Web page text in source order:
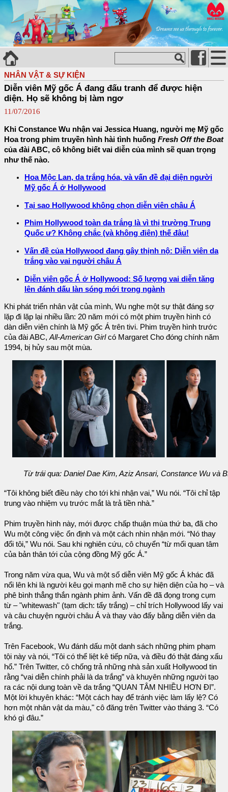
NHÂN VẬT & SỰ KIỆN
Diễn viên Mỹ gốc Á đang đấu tranh để được hiện
diện. Họ sẽ không bị làm ngơ
11/07/2016
Khi Constance Wu nhận vai Jessica Huang, người mẹ Mỹ gốc
Hoa trong phim truyền hình hài tình huống Fresh Off the Boat
của đài ABC, cô không biết vai diễn của mình sẽ quan trọng
như thế nào.
Hoa Mộc Lan, da trắng hóa, và vấn đề đại diện người
Mỹ gốc Á ở Hollywood
Tại sao Hollywood không chọn diễn viên châu Á
Phim Hollywood toàn da trắng là vì thị trường Trung
Quốc ư? Không chắc (và không điên) thế đâu!
Vấn đề của Hollywood đang gây thịnh nộ: Diễn viên da
trắng vào vai người châu Á
Diễn viên gốc Á ở Hollywood: Số lượng vai diễn tăng
lên đánh dấu làn sóng mới trong ngành
Khi phát triển nhân vật của mình, Wu nghe một sự thật đáng sợ
lặp đi lặp lại nhiều lần: 20 năm mới có một phim truyền hình có
dàn diễn viên chính là Mỹ gốc Á trên tivi. Phim truyền hình trước
của đài ABC,All-American Girlcó Margaret Cho đóng chính năm
1994, bị hủy sau một mùa.
Từ trái qua: Daniel Dae Kim, Aziz Ansari, Constance Wu và
“Tôi không biết điều này cho tới khi nhận vai,” Wu nói. “Tôi chỉ tập
trung vào nhiệm vụ trước mắt là trả tiền nhà.”
Phim truyền hình này, mới được chấp thuận mùa thứ ba, đã cho
Wu một công việc ổn định và một cách nhìn nhận mới. “Nó thay
đổi tôi,” Wu nói. Sau khi nghiên cứu, cô chuyển “từ mối quan tâm
của bản thân tới của cộng đồng Mỹ gốc Á.”
Trong năm vừa qua, Wu và một số diễn viên Mỹ gốc Á khác đã
nổi lên khi là người kêu gọi mạnh mẽ cho sự hiện diện của họ – và
phê bình thẳng thắn ngành phim ảnh. Vấn đề đã đọng trong cụm
từ – "whitewash" (tạm dịch: tẩy trắng) – chỉ trích Hollywood lấy vai
và câu chuyện người châu Á và thay vào đấy bằng diễn viên da
trắng.
Trên Facebook, Wu đánh dấu một danh sách những phim phạm
tội này và nói, “Tôi có thể liệt kê tiếp nữa, và điều đó thật đáng xấu
hổ.” Trên Twitter, cô chống trả những nhà sản xuất Hollywood tin
rằng “vai diễn chính phải là da trắng” và khuyên những người tạo
ra các nội dung toàn về da trắng “QUAN TÂM NHIỀU HƠN ĐI”.
Một lời khuyên khác: “Một cách hay để tránh việc làm lấy lệ? Có
hơn một nhân vật da màu," cô đăng trên Twitter vào tháng 3. “Có
khó gì đâu.”